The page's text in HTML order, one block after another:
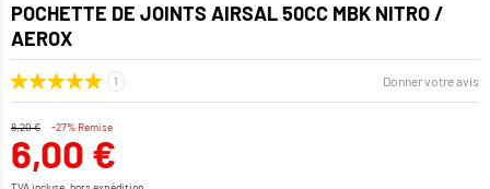
POCHETTE DE JOINTS AIRSAL 50CC MBK NITRO /
AEROX
Donner votre avis
8,20 € -27% Remise
6,00 €